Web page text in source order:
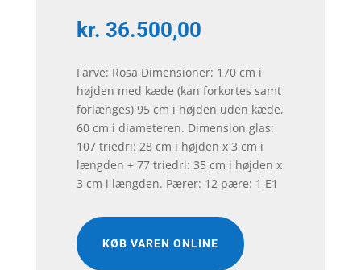
kr. 36.500,00
Farve: Rosa Dimensioner: 170 cm i
højden med kæde (kan forkortes samt
forlænges) 95 cm i højden uden kæde,
60 cm i diameteren. Dimension glas:
107 triedri: 28 cm i højden x 3 cm i
længden + 77 triedri: 35 cm i højden x
3 cm i længden. Pærer: 12 pære: 1 E1
KØB VAREN ONLINE